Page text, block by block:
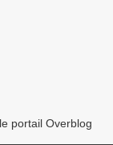
portail Overblog